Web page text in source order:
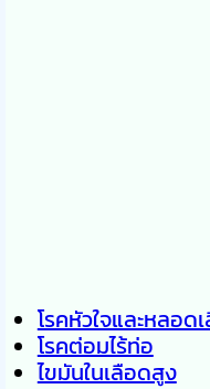
โรคหัวใจและหลอด
โรคต่อมไร้ท่อ
ไขมันในเลือดสูง